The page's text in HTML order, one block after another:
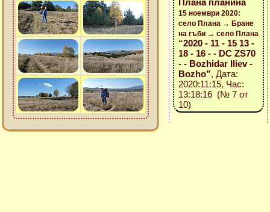
Плана планина
15 ноември 2020:
село Плана → Бране
на гъби → село Плана
“2020 - 11 - 15 13 -
18 - 16 - - DC ZS70
- - Bozhidar Iliev -
Bozho”, Дата:
2020:11:15, Час:
13:18:16 (№ 7 от
10)